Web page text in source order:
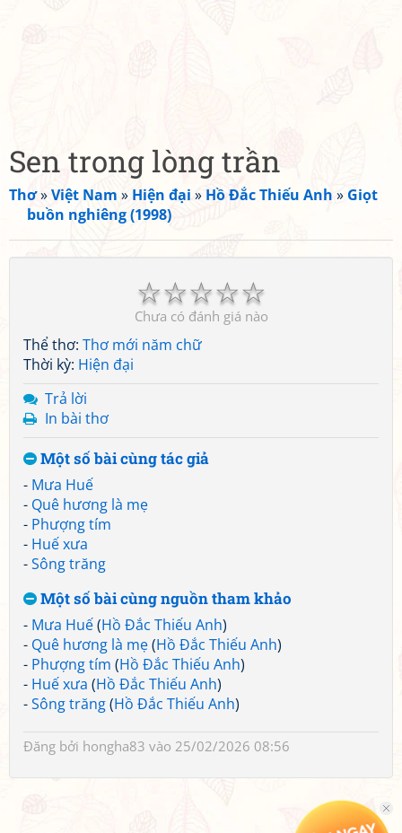
Sen trong lòng trần
Thơ»Việt Nam » Hiện đại » Hồ Đắc Thiếu Anh » Giọt
buồn nghiêng (1998)
☆
☆
☆
☆
☆
Chưa có đánh giá nào
Thể thơ: Thơ mới năm chữ
Thời kỳ: Hiện đại
Trả lời
In bài thơ
Một số bài cùng tác giả
- Mưa Huế
- Quê hương là mẹ
- Phượng tím
- Huế xưa
-Sông trăng
Một số bài cùng nguồn tham khảo
- Mưa Huế(Hồ Đắc Thiếu Anh)
- Quê hương là mẹ(Hồ Đắc Thiếu Anh)
- Phượng tím (Hồ Đắc Thiếu Anh)
- Huế xưa (Hồ Đắc Thiếu Anh)
-Sông trăng(Hồ Đắc Thiếu Anh)
Đăng bởi hongha83 vào 25/02/2026 08:56